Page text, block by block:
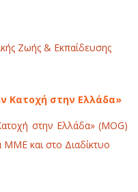
Ζωής & Εκπαίδευσης
Κατοχή στην Ελλάδα»
στην Ελλάδα» (MOG)
ΜΜΕ και στο Διαδίκτυο